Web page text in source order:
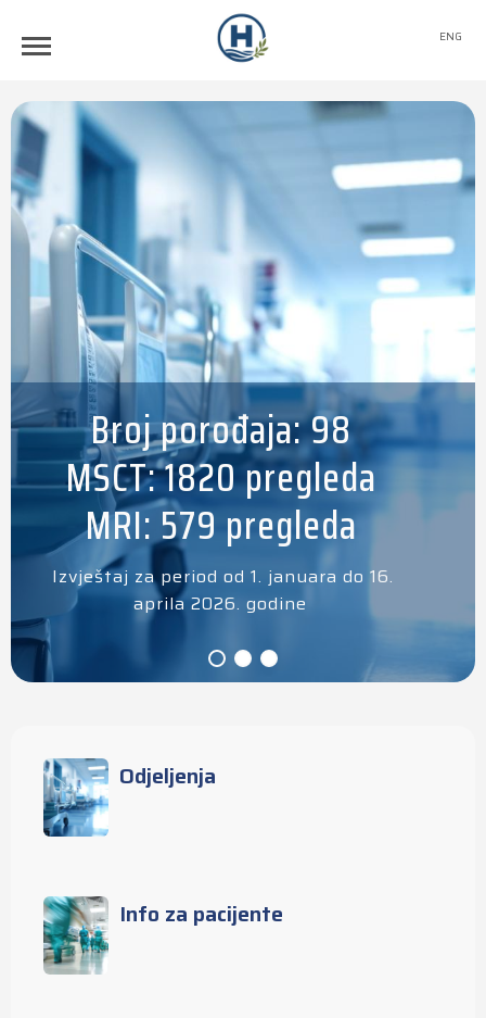
ENG
Broj porođaja: 98
MSCT: 1820 pregleda
MRI: 579 pregleda
Izvještaj za period od 1. januara do 16.
aprila 2026. godine
Odjeljenja
Info za pacijente